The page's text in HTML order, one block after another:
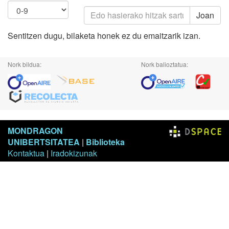
Joan
Sentitzen dugu, bilaketa honek ez du emaitzarik izan.
Nork bildua: Nork balioztatua:
MONDRAGON
UNIBERTSITATEA | Biblioteka
Kontaktua | Iradokizunak